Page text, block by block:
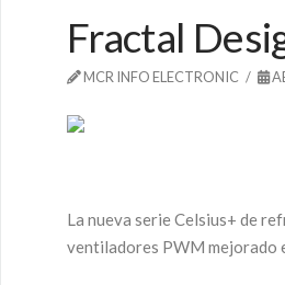
Fractal
MCR INFO ELECTRONIC
La nueva serie Celsius+ de
ventiladores PWM mejorado